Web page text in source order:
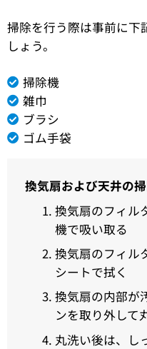
掃除を行う際は事前に下
しょう。
掃除機
雑巾
ブラシ
ゴム手袋
換気扇および天井の
換気扇のフィル
機で吸い取る
換気扇のフィル
シートで拭く
換気扇の内部が
ンを取り外して
丸洗い後は、し